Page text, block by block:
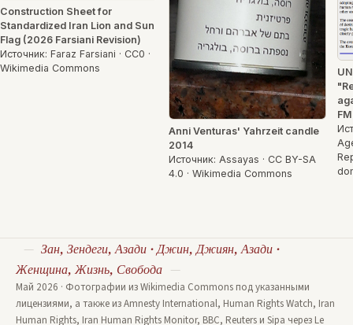
Construction Sheet for
Standardized Iran Lion and Sun
Flag (2026 Farsiani Revision)
Источник: Faraz Farsiani · CC0 ·
Wikimedia Commons
Anni Venturas' Yahrzeit candle
2014
Источник: Assayas · CC BY-SA
4.0 · Wikimedia Commons
Зан, Зендеги, Азади · Джин, Джиян, Азади ·
Женщина, Жизнь, Свобода
Май 2026 · Фотографии из Wikimedia Commons под указанными
лицензиями, а также из Amnesty International, Human Rights Watch, Iran
Human Rights, Iran Human Rights Monitor, BBC, Reuters и Sipa через Le